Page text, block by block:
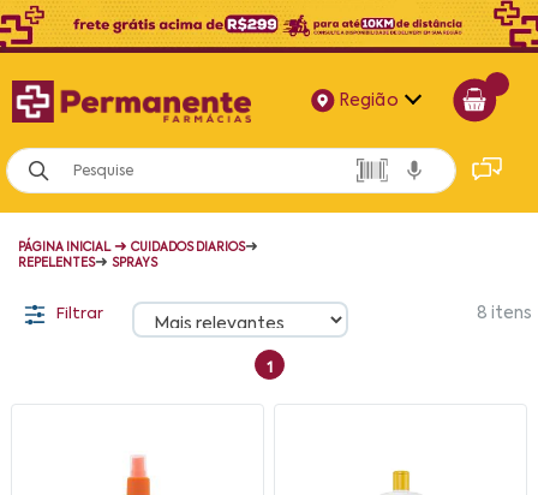
Região
Alagoas
Bahia
Pernambuco
PÁGINA INICIAL ➜ CUIDADOS DIARIOS➜
REPELENTES➜ SPRAYS
Filtrar 8 itens
1